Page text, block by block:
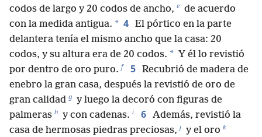
codos de largo y 20 codos de ancho, e de acuerdo
con la medida antigua. * 4 El pórtico en la parte
delantera tenía el mismo ancho que la casa: 20
codos, y su altura era de 20 codos. * Y él lo revistió
por dentro de oro puro. f 5 Recubrió de madera de
enebro la gran casa, después la revistió de oro de
gran calidad g y luego la decoró con figuras de
palmeras h y con cadenas. i 6 Además, revistió la
casa de hermosas piedras preciosas, j y el oro k